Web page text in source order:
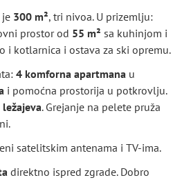
300 m², tri nivoa. U prizemlju:
prostor od 55 m² sa kuhinjom i
i kotlarnica i ostava za ski opremu.
4 komforna apartmana u
i pomoćna prostorija u potkrovlju.
ležajeva. Grejanje na pelete pruža
satelitskim antenama i TV-ima.
direktno ispred zgrade. Dobro